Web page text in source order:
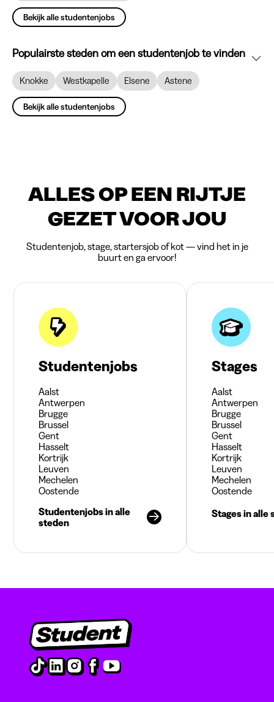
Bekijk alle studentenjobs
Populairste steden om een studentenjob te vinden
Knokke Westkapelle Elsene Astene
Bekijk alle studentenjobs
ALLES OP EEN RIJTJE
GEZET VOOR JOU
Studentenjob, stage, startersjob of kot — vind het in je
buurt en ga ervoor!
Studentenjobs
Aalst
Antwerpen
Brugge
Brussel
Gent
Hasselt
Kortrijk
Leuven
Mechelen
Oostende
Studentenjobs in alle
steden
Stages
Aalst
Antwerpen
Brugge
Brussel
Gent
Hasselt
Kortrijk
Leuven
Mechelen
Oostende
Stages in alle